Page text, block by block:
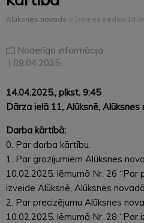
Alūksnes novads > Domes sēdes
Noderīga informācija
| 09.04.2025
14.04.2025., plkst. 9:45
Dārza ielā 11, Alūksnē,
Darba kārtībā:
0. Par darba kārtību.
1. Par grozījumiem Alūksnes
10.02.2025. lēmumā Nr. 26 “Par
izveide Alūksnē, Alūksnes
2. Par precizējumu Alūksnes
10.02.2025. lēmumā Nr. 28